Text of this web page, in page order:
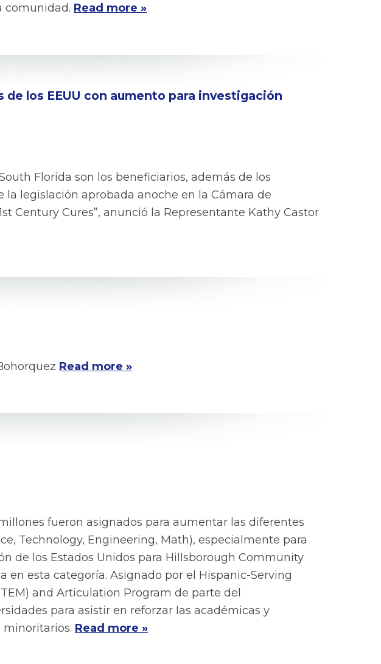
comunidad. Read more »
los EEUU con aumento para investigación
Florida son los beneficiarios, además de los
legislación aprobada anoche en la Cámara de
Century Cures”, anunció la Representante Kathy Castor
Read more »
fueron asignados para aumentar las diferentes
Technology, Engineering, Math), especialmente para
de los Estados Unidos para Hillsborough Community
en esta categoría. Asignado por el Hispanic-Serving
and Articulation Program de parte del
para asistir en reforzar las académicas y
minoritarios. Read more »